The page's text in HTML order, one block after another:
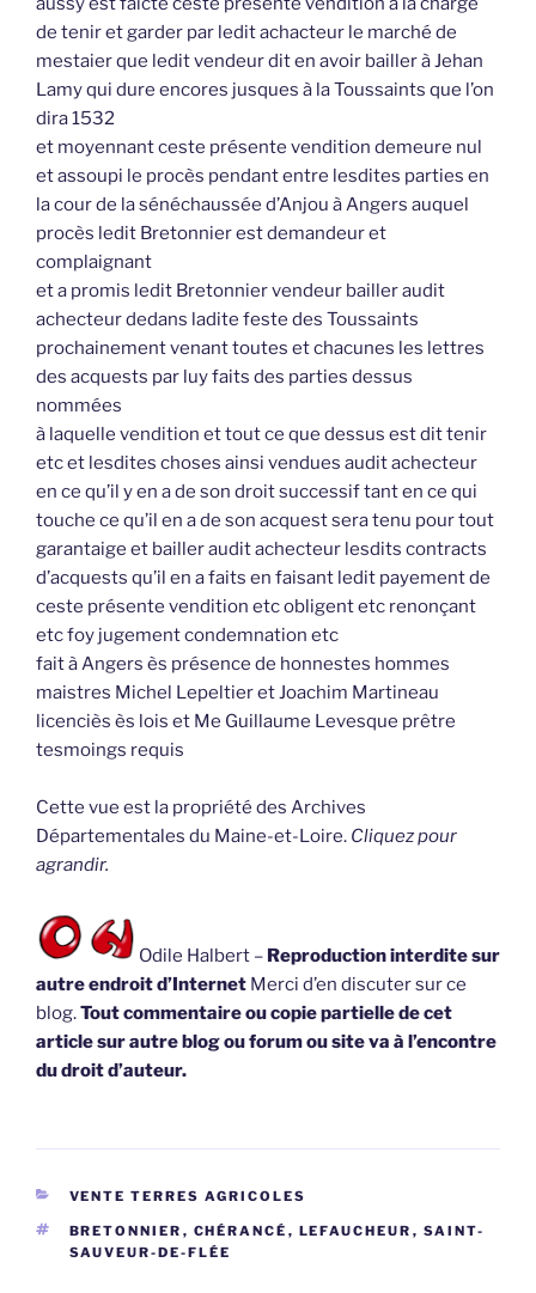
de tenir et garder par ledit achacteur le marché de
mestaier que ledit vendeur dit en avoir bailler à Jehan
Lamy qui dure encores jusques à la Toussaints que l’on
dira 1532
et moyennant ceste présente vendition demeure nul
et assoupi le procès pendant entre lesdites parties en
la cour de la sénéchaussée d’Anjou à Angers auquel
procès ledit Bretonnier est demandeur et
complaignant
et a promis ledit Bretonnier vendeur bailler audit
achecteur dedans ladite feste des Toussaints
prochainement venant toutes et chacunes les lettres
des acquests par luy faits des parties dessus
nommées
à laquelle vendition et tout ce que dessus est dit tenir
etc et lesdites choses ainsi vendues audit achecteur
en ce qu’il y en a de son droit successif tant en ce qui
touche ce qu’il en a de son acquest sera tenu pour tout
garantaige et bailler audit achecteur lesdits contracts
d’acquests qu’il en a faits en faisant ledit payement de
ceste présente vendition etc obligent etc renonçant
etc foy jugement condemnation etc
fait à Angers ès présence de honnestes hommes
maistres Michel Lepeltier et Joachim Martineau
licenciès ès lois et Me Guillaume Levesque prêtre
tesmoings requis
Cette vue est la propriété des Archives
Départementales du Maine-et-Loire. Cliquez pour
agrandir.
Odile Halbert – Reproduction interdite sur
autre endroit d’Internet Merci d’en discuter sur ce
blog.Tout commentaire ou copie partielle de cet
article sur autre blog ou forum ou site va à l’encontre
du droit d’auteur.
CATÉGORIES
VENTE TERRES AGRICOLES
ÉTIQUETTES
BRETONNIER , CHÉRANCÉ , LEFAUCHEUR , SAINT-
SAUVEUR-DE-FLÉE